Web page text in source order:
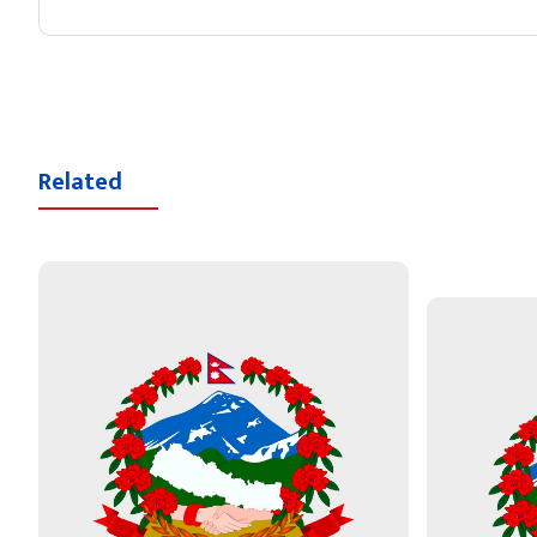
Related